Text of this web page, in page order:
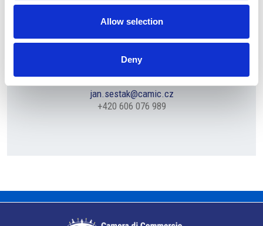
Allow selection
Deny
kontaktuj našeho
jan.sestak@camic.cz
+420 606 076 989